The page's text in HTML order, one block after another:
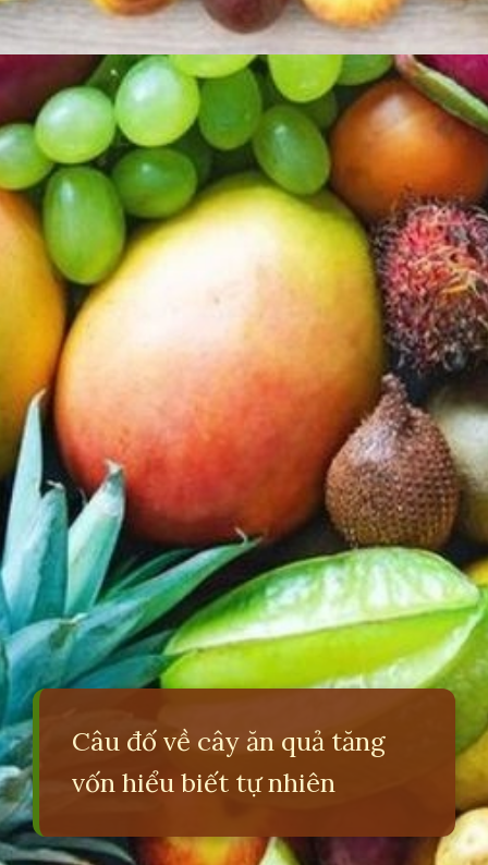
Đang mở https://erci.edu.vn/cau-do-ve-cay-an-qua
Câu đố về cây ăn quả tăng
vốn hiểu biết tự nhiên